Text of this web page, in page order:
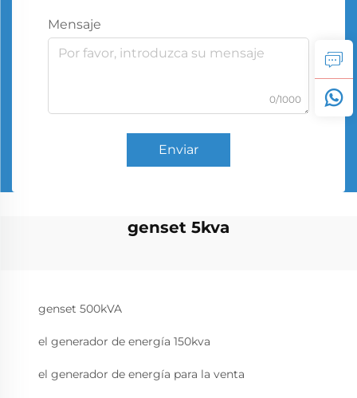
Mensaje
0/1000
Enviar
genset 5kva
genset 500kVA
el generador de energía 150kva
el generador de energía para la venta